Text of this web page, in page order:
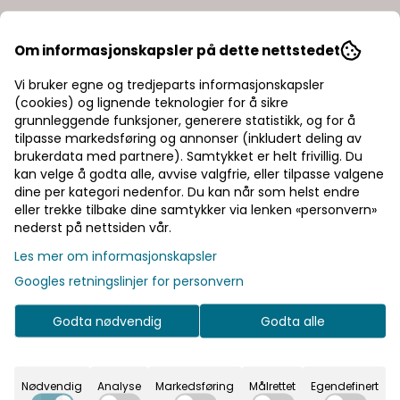
La Sportiva La Sportiva
Om informasjonskapsler på dette nettstedet
Vi bruker egne og tredjeparts informasjonskapsler
(cookies) og lignende teknologier for å sikre
grunnleggende funksjoner, generere statistikk, og for å
tilpasse markedsføring og annonser (inkludert deling av
brukerdata med partnere). Samtykket er helt frivillig. Du
kan velge å godta alle, avvise valgfrie, eller tilpasse valgene
dine per kategori nedenfor. Du kan når som helst endre
eller trekke tilbake dine samtykker via lenken «personvern»
nederst på nettsiden vår.
Les mer om informasjonskapsler
Googles retningslinjer for personvern
Godta nødvendig Godta alle
Nødvendig Analyse Markedsføring Målrettet Egendefinert